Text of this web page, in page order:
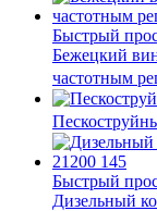
Быстрый
Бежецкий
частотным
Быстрый
Дизельный